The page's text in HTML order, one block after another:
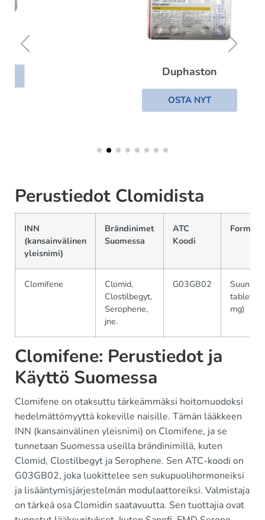
Perustiedot Clomidista
INN
(kansainvälinen
yleisnimi)
Brändinimet
Suomessa
ATC
Koodi
Clomifene
Clomid,
Clostilbegyt,
Serophene,
jne.
G03GB02
Suun
tabletit
mg)
Clomifene: Perustiedot ja
Käyttö Suomessa
Clomifene on otaksuttu tärkeämmäksi hoitomuodoksi
hedelmättömyyttä kokeville naisille. Tämän lääkkeen
INN (kansainvälinen yleisnimi) on Clomifene, ja se
tunnetaan Suomessa useilla brändinimillä, kuten
Clomid, Clostilbegyt ja Serophene. Sen ATC-koodi on
G03GB02, joka luokittelee sen sukupuolihormoneiksi
ja lisääntymisjärjestelmän modulaattoreiksi. Valmistaja
on tärkeä osa Clomidin saatavuutta. Sen tuottajia ovat